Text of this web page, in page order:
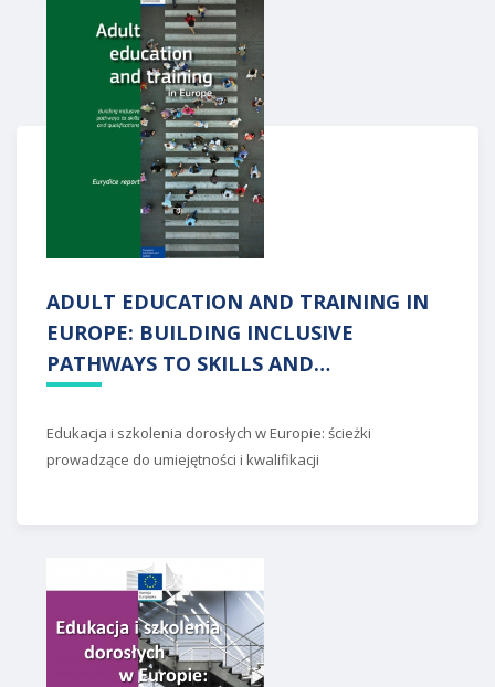
ADULT EDUCATION AND TRAINING IN
EUROPE: BUILDING INCLUSIVE
PATHWAYS TO SKILLS AND
QUALIFICATIONS
Edukacja i szkolenia dorosłych w Europie: ścieżki
prowadzące do umiejętności i kwalifikacji